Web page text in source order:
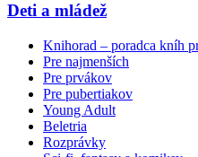
Deti a mládež
Knihorad – poradca kníh
Pre najmenších
Pre prvákov
Pre pubertiakov
Young Adult
Beletria
Rozprávky